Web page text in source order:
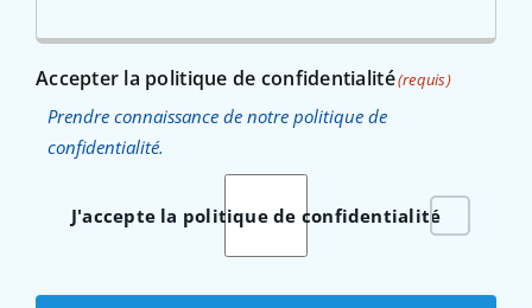
Accepter la politique de confidentialité(requis)
Prendre connaissance de notre politique de
confidentialité.
J'accepte la politique de confidentialité